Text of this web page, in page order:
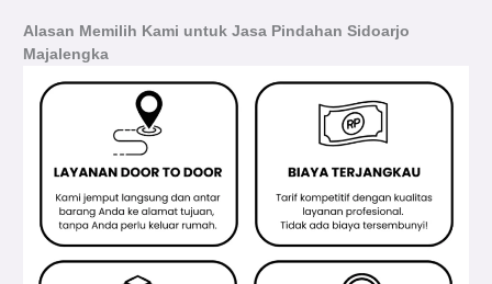
Alasan Memilih Kami untuk Jasa Pindahan Sidoarjo
Majalengka